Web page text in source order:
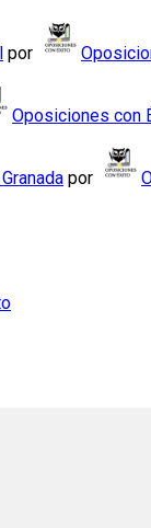
por
Oposiciones con
por